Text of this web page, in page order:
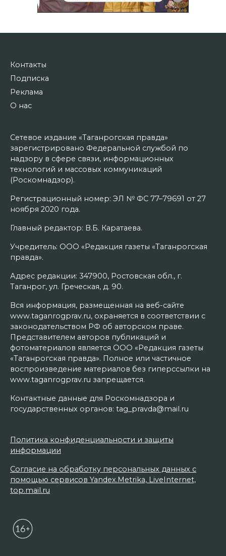
Контакты
Подписка
Реклама
О нас
Сетевое издание «Таганрогская правда»
зарегистрировано Федеральной службой по
надзору в сфере связи, информационных
технологий и массовых коммуникаций
(Роскомнадзор).
Регистрационный номер: ЭЛ № ФС 77–79691 от 27
ноября 2020 года.
Главный редактор: В.Б. Каратаева.
Учредитель: ООО «Редакция газеты «Таганрогская
правда».
Адрес редакции: 347900, Ростовская обл., г.
Таганрог, ул. Греческая, д. 90.
Вся информация, размещенная на веб-сайте
www.taganrogprav.ru, охраняется в соответствии с
законодательством РФ об авторском праве.
Представителем авторов публикаций и
фотоматериалов является ООО «Редакция газеты
«Таганрогская правда». Полное или частичное
воспроизведение материалов без гиперссылки на
www.taganrogprav.ru запрещается.
Контактные данные для Роскомнадзора и
государственных органов: tag_pravda@mail.ru
Политика конфиденциальности и защиты
информации
Согласие на обработку персональных данных с
помощью сервисов Yandex.Metrika, LiveInternet,
top.mail.ru